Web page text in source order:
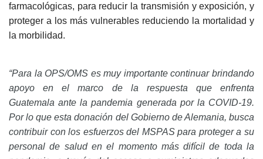
farmacológicas, para reducir la transmisión y exposición, y
proteger a los más vulnerables reduciendo la mortalidad y
la morbilidad.
“Para la OPS/OMS es muy importante continuar brindando
apoyo en el marco de la respuesta que enfrenta
Guatemala ante la pandemia generada por la COVID-19.
Por lo que esta donación del Gobierno de Alemania, busca
contribuir con los esfuerzos del MSPAS para proteger a su
personal de salud en el momento más difícil de toda la